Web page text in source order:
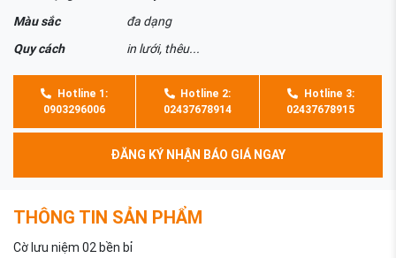
Màu sắc
đa dạng
Quy cách
in lưới, thêu...
Hotline 1:
0903296006
Hotline 2:
02437678914
Hotline 3:
02437678915
ĐĂNG KÝ NHẬN BÁO GIÁ NGAY
THÔNG TIN SẢN PHẨM
Cờ lưu niệm 02 bền bỉ